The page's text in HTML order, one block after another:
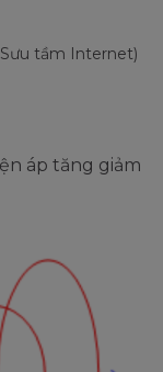
tầm Internet)
áp tăng giảm